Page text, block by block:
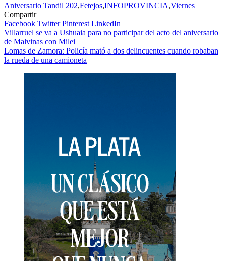
Aniversario Tandil 202,Fetejos,INFOPROVINCIA,Viernes
Compartir
Facebook TwitterPinterest LinkedIn
Navegación
de
entradas
Villarruel se va a Ushuaia para no participar del acto del aniversario
de Malvinas con Milei
Lomas de Zamora: Policía mató a dos delincuentes cuando robaban
la rueda de una camioneta